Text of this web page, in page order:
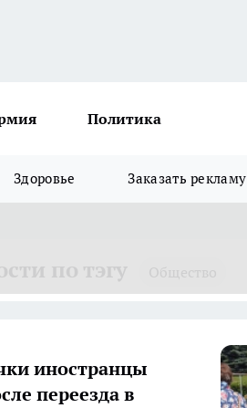
Политика
Здоровье Заказать рекламу
иностранцы
переезда в